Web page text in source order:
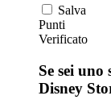
Salva
Punti
Verificato
Se sei
Disney